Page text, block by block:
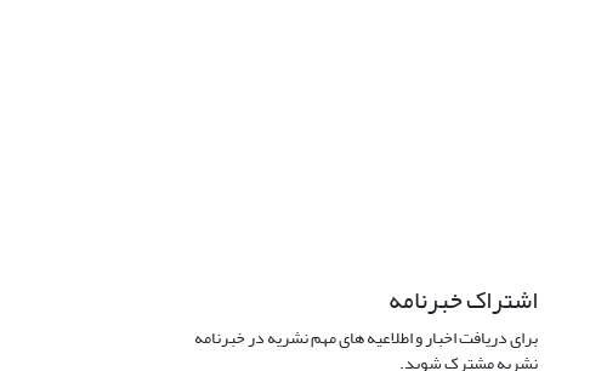
اشتراک خبرنامه
برای دریافت اخبار و اطلاعیه های مهم نشریه در خبرنامه
نشریه مشترک شوید.